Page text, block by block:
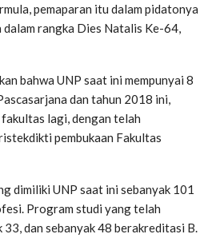
pemaparan itu dalam pidatonya
rangka Dies Natalis Ke-64,
bahwa UNP saat ini mempunyai 8
dan tahun 2018 ini,
lagi, dengan telah
pembukaan Fakultas
dimiliki UNP saat ini sebanyak 101
Program studi yang telah
dan sebanyak 48 berakreditasi B.